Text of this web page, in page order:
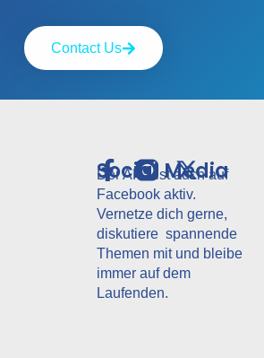
Contact Us
Social Media
Der AKS ist auch auf
Facebook aktiv.
Vernetze dich gerne,
diskutiere spannende
Themen mit und bleibe
immer auf dem
Laufenden.